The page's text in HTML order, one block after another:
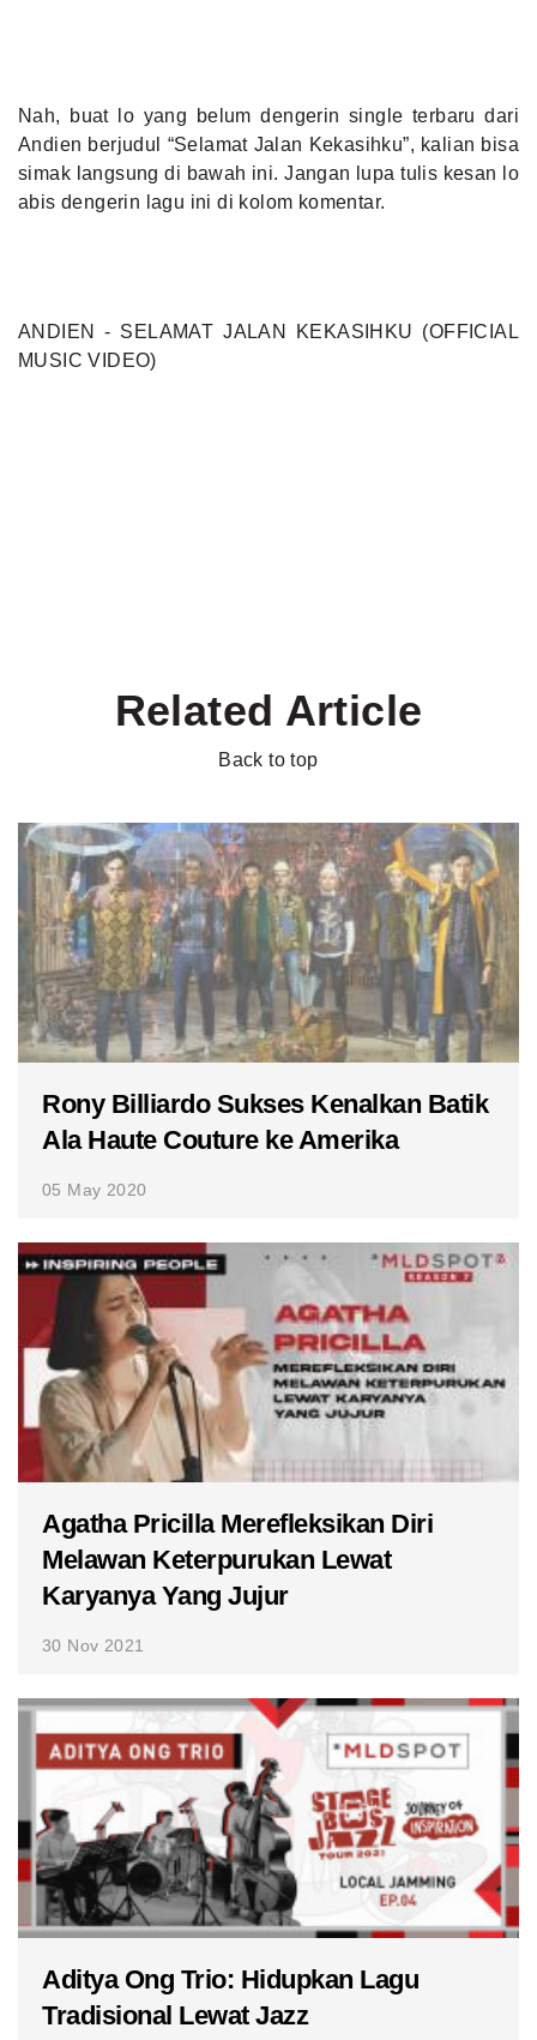
Nah, buat lo yang belum dengerin single terbaru dari
Andien berjudul “Selamat Jalan Kekasihku”, kalian bisa
simak langsung di bawah ini. Jangan lupa tulis kesan lo
abis dengerin lagu ini di kolom komentar.
ANDIEN - SELAMAT JALAN KEKASIHKU (OFFICIAL
MUSIC VIDEO)
Related Article
Back to top
Rony Billiardo Sukses Kenalkan Batik
Ala Haute Couture ke Amerika
05 May 2020
Agatha Pricilla Merefleksikan Diri
Melawan Keterpurukan Lewat
Karyanya Yang Jujur
30 Nov 2021
Aditya Ong Trio: Hidupkan Lagu
Tradisional Lewat Jazz